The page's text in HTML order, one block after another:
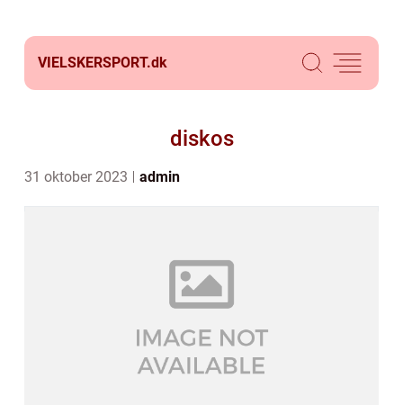
VIELSKERSPORT.dk
diskos
31 oktober 2023 admin